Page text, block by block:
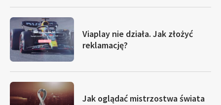
Viaplay nie działa. Jak złożyć
reklamację?
Jak oglądać mistrzostwa świata